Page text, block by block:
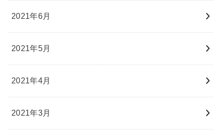
2021年6月
2021年5月
2021年4月
2021年3月